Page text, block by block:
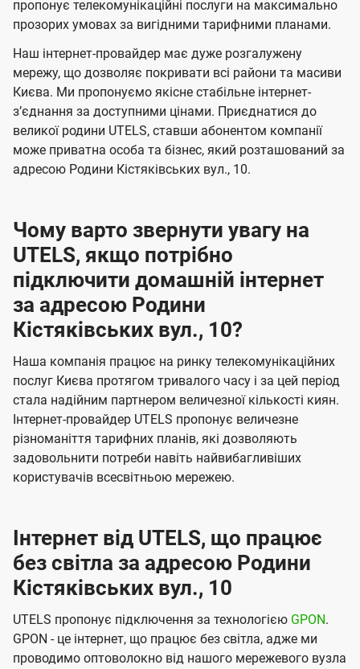
ї
U
t
e
l
s
а
ч
е
н
н
я
а
ч
е
н
н
я
пропонує телекомунікаційні послуги на максимально
прозорих умовах за вигідними тарифними планами.
Наш інтернет-провайдер має дуже розгалужену
мережу, що дозволяє покривати всі райони та масиви
Києва. Ми пропонуємо якісне стабільне інтернет-
зʼєднання за доступними цінами. Приєднатися до
великої родини UTELS, ставши абонентом компанії
може приватна особа та бізнес, який розташований за
адресою Родини Кістяківських вул., 10.
Чому варто звернути увагу на
UTELS, якщо потрібно
підключити домашній інтернет
за адресою Родини
Кістяківських вул., 10?
Наша компанія працює на ринку телекомунікаційних
послуг Києва протягом тривалого часу і за цей період
стала надійним партнером величезної кількості киян.
Інтернет-провайдер UTELS пропонує величезне
різноманіття тарифних планів, які дозволяють
задовольнити потреби навіть найвибагливіших
користувачів всесвітньою мережею.
Інтернет від UTELS, що працює
без світла за адресою Родини
Кістяківських вул., 10
UTELS пропонує підключення за технологією GPON.
GPON - це інтернет, що працює без світла, адже ми
проводимо оптоволокно від нашого мережевого вузла